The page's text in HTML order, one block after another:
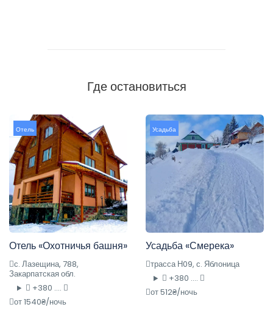
Где остановиться
Отель
Отель «Охотничья башня»
с. Лазещина, 788,
Закарпатская обл.
+380 ....
от 1540₴/ночь
Усадьба
Усадьба «Смерека»
трасса Н09, с. Яблоница
+380 ....
от 512₴/ночь